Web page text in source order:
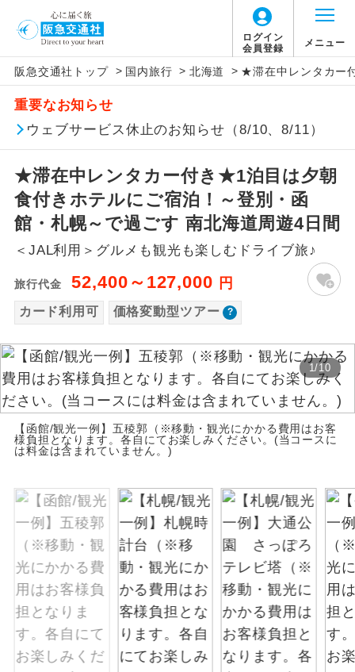
ログイン
会員登録
メニュー
阪急交通社トップ > 国内旅行 > 北海道 > ★滞在中レンタカー
重要なお知らせ
ウェブサービス休止のお知らせ（8/10、8/11）
★滞在中レンタカー付き★1泊目は夕朝
食付きホテルにご宿泊！～登別・函
館・札幌～で過ごす 南北海道周遊4日間
＜JAL利用＞グルメも観光も楽しむドライブ旅♪
旅行代金 52,400～127,000 円
カード利用可 価格変動型ツアー
1/10
【函館/観光一例】五稜郭（※移動・観光にかかる費用はお客
様負担となります。各自にてお楽しみください。(当コースに
は料金は含まれていません。)
アイコン 説明
添乗員同行
往路出発空港（駅）から復路到着空港
（駅）まで同行します。
現地添乗員同
行
現地到着空港（駅）から最終日出発空港
（駅）まで添乗員が同行します。
バスガイド乗
務
バスガイドが乗務し、車内での観光案内
があります。
新コース 初登場のコースです。
然遺産を訪ねるコースです。
絶景 絶景スポットに立ち寄るコースです。
温泉 温泉地にも宿泊するコースです。
す。
大浴場 ご宿泊ホテルに大浴場が付いています。
全食事付き
全てのお食事が付いていますので、お食
事の心配はいりません。（機内食を除
く）
お部屋食
お部屋にてゆっくりとお召し上がりいた
だけます。
「価格変動型ツアー」に関するご案内
価格変動型ツアーとは
賃」を利用したツアーです。
お申し込み時期・ご利用便の空席状況に
よって料金が変動いたします。
以下の注意事項をあらかじめご了承いただき
ますようお願いいたします。
お支払いについて
お支払いは、クレジットカード決済のみとな
ります。
お申し込みの最後にクレジットカード決済を
していただき、決済手続き完了をもちまし
て、ご旅行の契約が成立となります。
ご予約方法について
ウェブ限定コースとなりますので、コールセ
ンター及びカウンターでのお申し込みはでき
ません。